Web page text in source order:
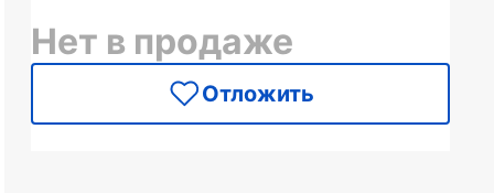
Нет в продаже
Отложить